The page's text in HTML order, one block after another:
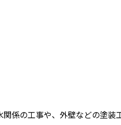
係の工事や、外壁などの塗装